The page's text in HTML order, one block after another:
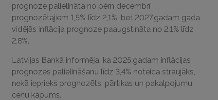
prognoze palielināta no pērn decembrī
prognozētajiem 1,5% līdz 2,1%, bet 2027.gadam gada
vidējās inflācija prognoze paaugstināta no 2,1% līdz
2,8%.
Latvijas Bankā informēja, ka 2025.gadam inflācijas
prognozes palielināšanu līdz 3,4% noteica straujāks,
nekā iepriekš prognozēts, pārtikas un pakalpojumu
cenu kāpums.